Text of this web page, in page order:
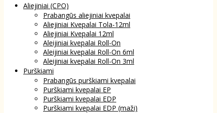
Aliejiniai (CPO)
Prabangūs aliejiniai kvepalai
Aliejiniai Kvepalai Tola-12ml
Aliejiniai Kvepalai 12ml
Aleijiniai kvepalai Roll-On
Aleijiniai kvepalai Roll-On 6ml
Aleijiniai kvepalai Roll-On 3ml
Purškiami
Prabangūs purškiami kvepalai
Purškiami kvepalai EP
Purškiami kvepalai EDP
Purškiami kvepalai EDP (maži)